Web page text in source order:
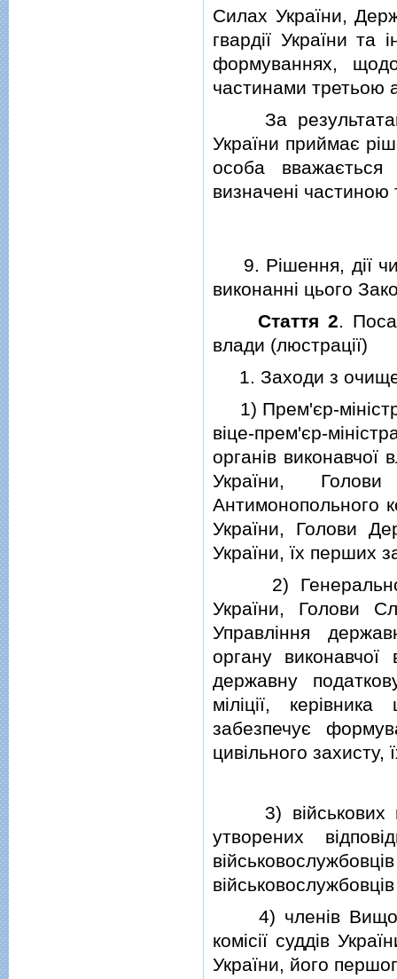
Силах України,
гвардiї України та
формуваннях,
частинами третьою
За результатами
України приймає
особа
визначенi частиною
9. Рiшення, дiї чи
виконаннi цього
Стаття 2.
влади (люстрацiї)
1. Заходи з
1) Прем'єр-
вiце-прем'єр-
органiв виконавчої
України,
Антимонопольного
України, Голови
України, їх перших
2)
України, Голови
Управлiння
органу
державну
мiлiцiї, керiвника
забезпечує
цивiльного захисту,
3) вiйськових
утворених
4) членiв Вищої
комiсiї суддiв
України, його